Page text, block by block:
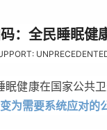
：全民睡眠健
眠健康在国家公共
为需要系统应对的